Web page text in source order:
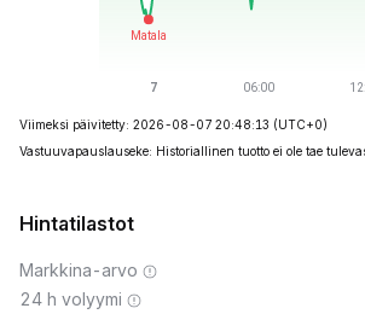
Viimeksi päivitetty: 2026-08-07 20:48:13 (UTC+0)
Vastuuvapauslauseke: Historiallinen tuotto ei ole tae
Hintatilastot
Markkina-arvo
24 h volyymi